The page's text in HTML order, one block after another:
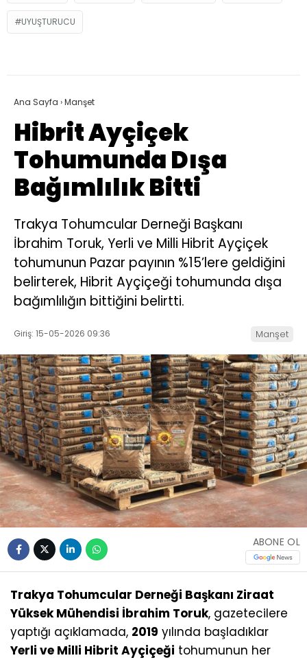
UYUŞTURUCU
Ana Sayfa ›Manşet
Hibrit Ayçiçek
Tohumunda Dışa
Bağımlılık Bitti
Trakya Tohumcular Derneği Başkanı
İbrahim Toruk, Yerli ve Milli Hibrit Ayçiçek
tohumunun Pazar payının %15’lere geldiğini
belirterek, Hibrit Ayçiçeği tohumunda dışa
bağımlılığın bittiğini belirtti.
Giriş: 15-05-2026 09:36 Manşet
ABONE OL
Trakya Tohumcular Derneği Başkanı Ziraat
Yüksek Mühendisi İbrahim Toruk, gazetecilere
yaptığı açıklamada, 2019 yılında başladıklar
Yerli ve Milli Hibrit Ayçiçeği tohumunun her